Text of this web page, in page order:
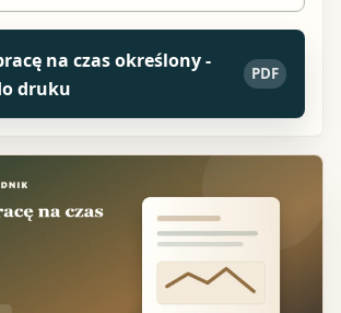
na czas określony -
druku
PDF